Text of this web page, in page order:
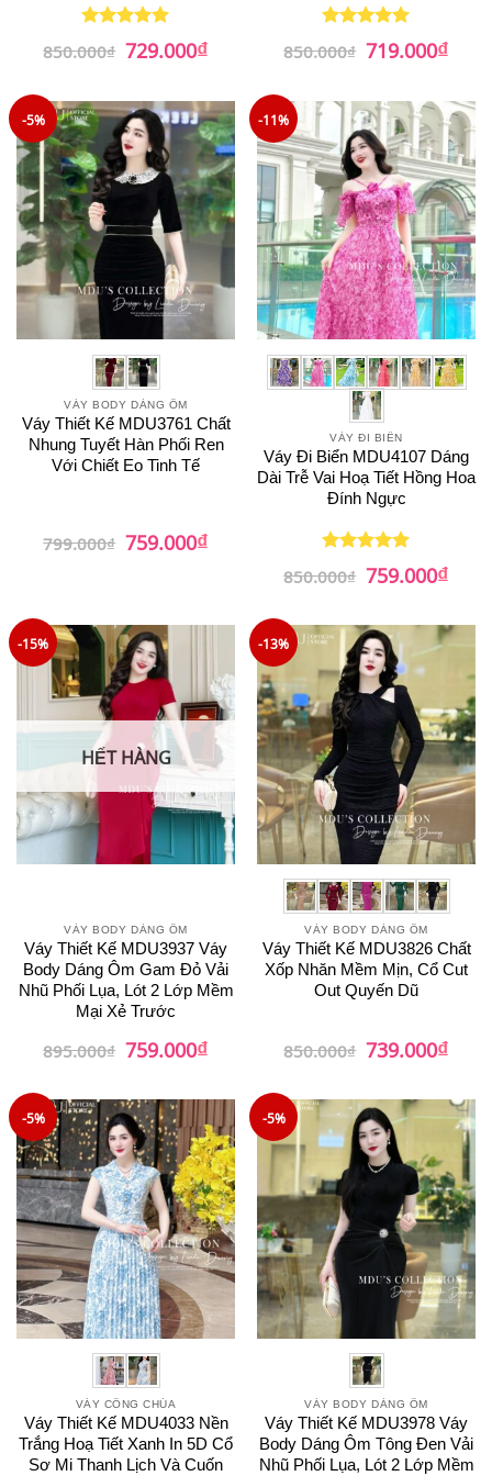
Được xếp
hạng
55
850.000₫ Giá
gốc
729.000₫Giá
hiện
729.000₫.
Được xếp
hạng
55
850.000₫ Giá
gốc
719.000₫Giá
hiện
-5%
VÁY BODY DÁNG ÔM
Váy Thiết Kế MDU3761 Chất
Nhung Tuyết Hàn Phối Ren
Với Chiết Eo Tinh Tế
799.000₫ Giá
gốc
759.000₫Giá
hiện
-11%
VÁY ĐI BIỂN
Váy Đi Biển MDU4107 Dáng
Dài Trễ Vai Hoạ Tiết Hồng Hoa
Đính Ngực
Được xếp
hạng
55
850.000₫ Giá
gốc
759.000₫Giá
hiện
-15%
HẾT HÀNG
VÁY BODY DÁNG ÔM
Váy Thiết Kế MDU3937 Váy
Body Dáng Ôm Gam Đỏ Vải
Nhũ Phối Lụa, Lót 2 Lớp Mềm
Mại Xẻ Trước
895.000₫ Giá
gốc
759.000₫Giá
hiện
759.000₫.
-13%
VÁY BODY DÁNG ÔM
Váy Thiết Kế MDU3826 Chất
Xốp Nhăn Mềm Mịn, Cổ Cut
Out Quyến Dũ
850.000₫ Giá
gốc
739.000₫Giá
hiện
-5%
VÁY CÔNG CHÚA
Váy Thiết Kế MDU4033 Nền
Trắng Hoạ Tiết Xanh In 5D Cổ
Sơ Mi Thanh Lịch Và Cuốn
-5%
VÁY BODY DÁNG ÔM
Váy Thiết Kế MDU3978 Váy
Body Dáng Ôm Tông Đen Vải
Nhũ Phối Lụa, Lót 2 Lớp Mềm